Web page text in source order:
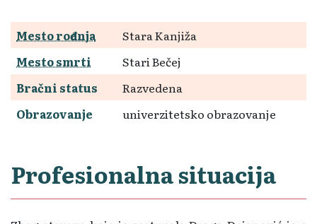
Mesto rođenja
Stara Kanjiža
Mesto smrti
Stari Bečej
Bračni status
Razvedena
Obrazovanje
univerzitetsko obrazovanje
Profesionalna situacija